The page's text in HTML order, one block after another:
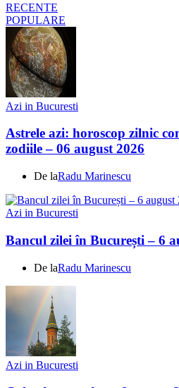
RECENTE
POPULARE
Azi in Bucuresti
Astrele azi: horoscop zilnic
zodiile – 06 august 2026
De laRadu Marinescu
Azi in Bucuresti
Bancul zilei în București – 6
De laRadu Marinescu
Azi in Bucuresti